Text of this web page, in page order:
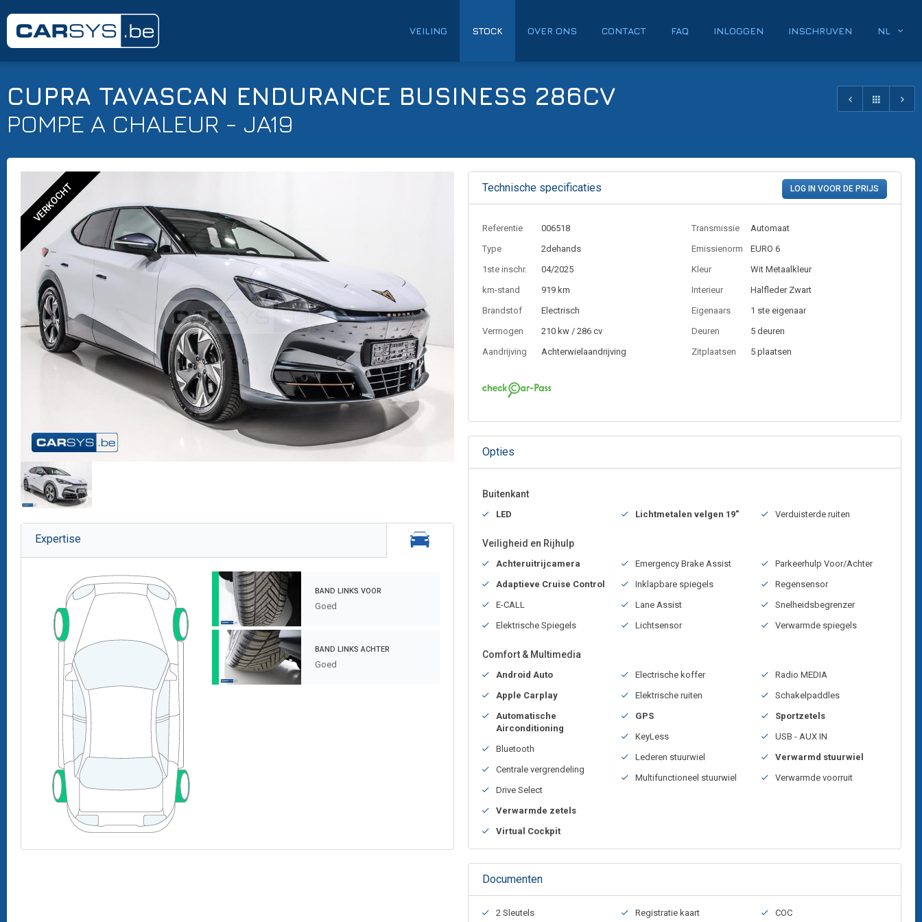
VEILING STOCK OVER ONS CONTACT FAQ INLOGGEN INSCHRIJVEN NL
CUPRA TAVASCAN ENDURANCE BUSINESS 286CV
POMPE A CHALEUR - JA19
VERKOCHT
Expertise
BAND LINKS VOOR
Goed
BAND LINKS ACHTER
Goed
Technische specificaties LOG IN VOOR DE PRIJS
Referentie
006518
Type
2dehands
1ste inschr.
04/2025
km-stand
919 km
Brandstof
Electrisch
Vermogen
210 kw / 286 cv
Aandrijving
Achterwielaandrijving
Transmissie
Automaat
Emissienorm
EURO 6
Kleur
Wit Metaalkleur
Interieur
Halfleder Zwart
Eigenaars
1 ste eigenaar
Deuren
5 deuren
Zitplaatsen
5 plaatsen
Opties
Buitenkant
LED Lichtmetalen velgen 19" Verduisterde ruiten
Veiligheid en Rijhulp
Achteruitrijcamera
Adaptieve Cruise Control
E-CALL
Elektrische Spiegels
Emergency Brake Assist
Inklapbare spiegels
Lane Assist
Lichtsensor
Parkeerhulp Voor/Achter
Regensensor
Snelheidsbegrenzer
Verwarmde spiegels
Comfort & Multimedia
Android Auto
Apple Carplay
Automatische
Airconditioning
Bluetooth
Centrale vergrendeling
Drive Select
Verwarmde zetels
Virtual Cockpit
Electrische koffer
Elektrische ruiten
GPS
KeyLess
Lederen stuurwiel
Multifunctioneel stuurwiel
Radio MEDIA
Schakelpaddles
Sportzetels
USB - AUX IN
Verwarmd stuurwiel
Verwarmde voorruit
Documenten
2 Sleutels Registratie kaart COC